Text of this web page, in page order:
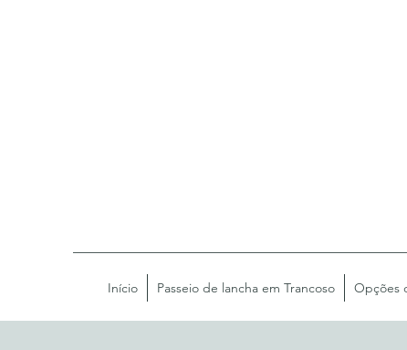
Início Passeio de lancha em Trancoso Opções